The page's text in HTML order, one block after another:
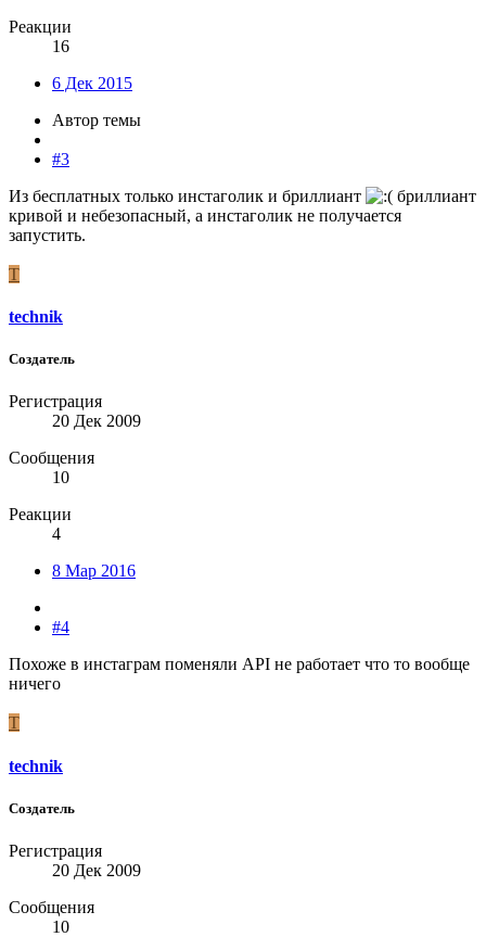
Реакции
16
6 Дек 2015
Автор темы
#3
Из бесплатных только инстаголик и бриллиант
бриллиант
кривой и небезопасный, а инстаголик не получается
запустить.
T
technik
Создатель
Регистрация
20 Дек 2009
Сообщения
10
Реакции
4
8 Мар 2016
#4
Похоже в инстаграм поменяли API не работает что то вообще
ничего
T
technik
Создатель
Регистрация
20 Дек 2009
Сообщения
10